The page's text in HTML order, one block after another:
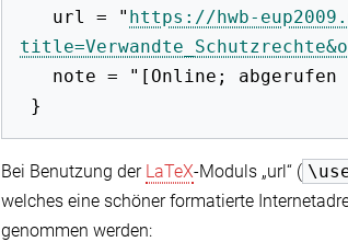
   url = "
https://hwb-
Bei Benutzung der LaTeX-Moduls „url“ (
welches eine schöner formatierte
genommen werden: